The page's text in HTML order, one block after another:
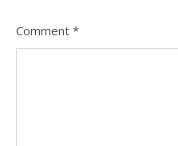
Comment *